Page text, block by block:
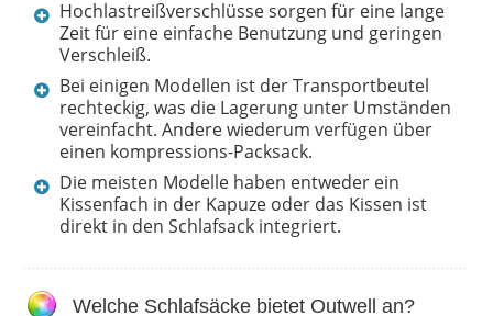
Hochlastreißverschlüsse sorgen für eine lange
Zeit für eine einfache Benutzung und geringen
Verschleiß.
Bei einigen Modellen ist der Transportbeutel
rechteckig, was die Lagerung unter Umständen
vereinfacht. Andere wiederum verfügen über
einen kompressions-Packsack.
Die meisten Modelle haben entweder ein
Kissenfach in der Kapuze oder das Kissen ist
direkt in den Schlafsack integriert.
Welche Schlafsäcke bietet Outwell an?